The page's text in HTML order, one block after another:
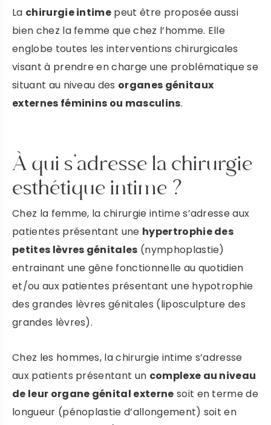
La chirurgie intime peut être proposée aussi
bien chez la femme que chez l’homme. Elle
englobe toutes les interventions chirurgicales
visant à prendre en charge une problématique se
situant au niveau des organes génitaux
externes féminins ou masculins.
À qui s’adresse la chirurgie
esthétique intime ?
Chez la femme, la chirurgie intime s’adresse aux
patientes présentant une hypertrophie des
petites lèvres génitales (nymphoplastie)
entrainant une gêne fonctionnelle au quotidien
et/ou aux patientes présentant une hypotrophie
des grandes lèvres génitales (liposculpture des
grandes lèvres).
Chez les hommes, la chirurgie intime s’adresse
aux patients présentant un complexe au niveau
de leur organe génital externe soit en terme de
longueur (pénoplastie d’allongement) soit en